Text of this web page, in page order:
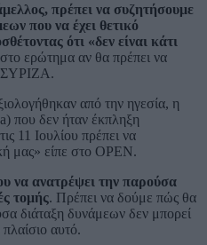
πρέπει να συζητήσουμε
που να έχει θετικό
ότι «δεν είναι κάτι
στο ερώτημα αν θα πρέπει να
ΣΥΡΙΖΑ.
από την ηγεσία, η
που δεν ήταν έκπληξη
11 Ιουλίου πρέπει να
μας» είπε στο ΟΡΕΝ.
να ανατρέψει την παρούσα
τομής. Πρέπει να δούμε πώς θα
διάταξη δυνάμεων δεν μπορεί
αυτό.